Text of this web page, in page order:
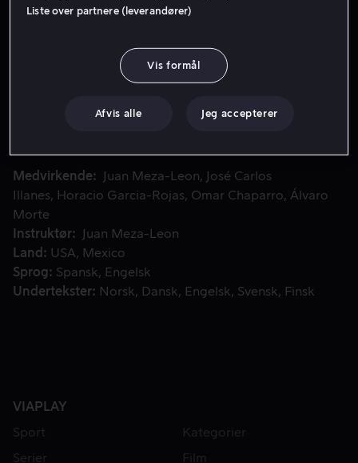
Se trailer
I denne nyfortolkning af Batman-legenden, der foregår i
I denne nyfortolkning af Batman-legenden, der foregår
Tenochtitlán, efter at hans far er blevet myrdet af
Medvirkende
Juan Meza-Leon
José Carlos
Illanes
Horacio Garcia-Rojas Omar Chaparro
Álvaro
Morte
Instruktør
Juan Meza-Leon
Land
USA
Mexico
Sprog
Spansk
Engelsk
Undertekster
Norsk Dansk Engelsk Svensk Finsk
VIAPLAY
Sport
Kategorier
Serier
Film
Liste over partnere (leverandører)
Vis formål
Afvis alle Jeg accepterer